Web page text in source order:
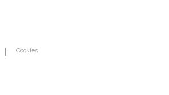
Cookies